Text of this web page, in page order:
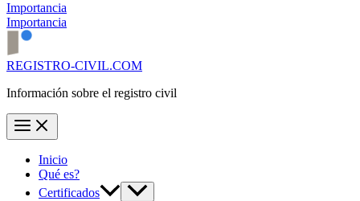
Importancia
Importancia
REGISTRO-CIVIL.COM
Información sobre el registro civil
Inicio
Qué es?
Certificados